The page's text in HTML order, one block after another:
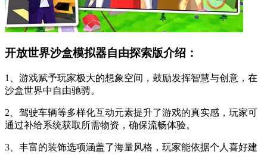
开放世界沙盒模拟器自由探索版介绍：
1、游戏赋予玩家极大的想象空间，鼓励发挥智慧与创意，在
沙盒世界中自由驰骋。
2、驾驶车辆等多样化互动元素提升了游戏的真实感，玩家可
通过补给系统获取所需物资，确保流畅体验。
3、丰富的装饰选项涵盖了海量风格，玩家能依据个人喜好建